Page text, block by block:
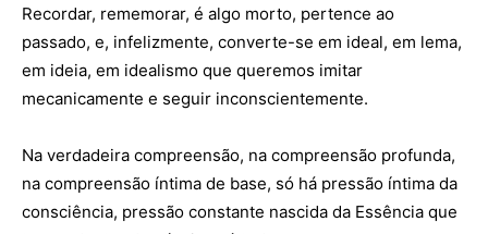
Recordar, rememorar, é algo morto, pertence ao
passado, e, infelizmente, converte-se em ideal, em lema,
em ideia, em idealismo que queremos imitar
mecanicamente e seguir inconscientemente.
Na verdadeira compreensão, na compreensão profunda,
na compreensão íntima de base, só há pressão íntima da
consciência, pressão constante nascida da Essência que